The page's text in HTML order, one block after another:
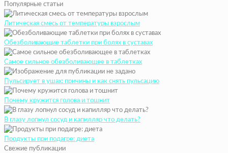
Популярные статьи
Литическая смесь от температуры взрослым
Обезболивающие таблетки при болях в суставах
Самое сильное обезболивающее в таблетках
Пульсирует в ушах: причины и как снять пульсацию
Почему кружится голова и тошнит
В глазу лопнул сосуд и капилляр что делать?
Продукты при подагре: диета
Свежие публикации